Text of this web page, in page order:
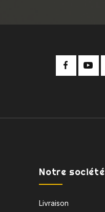
Notre société
Livraison